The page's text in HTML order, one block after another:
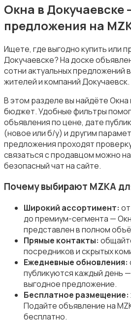
Стройматериалы
Электрика
Электроинструменты
Другое
Окна в Докучаевске
предложения на
Ищете, где выгодно купить или
Докучаевске? На доске
сотни актуальных предложений
жителей и компаний Докучаевск.
В этом разделе вы найдёте Окна
бюджет. Удобные фильтры
объявления по цене, дате
(новое или б/у) и другим
предложения проходят
связаться с продавцом можно
безопасный чат на сайте.
Почему выбирают MZKA
Широкий ассортимент:
до премиум-сегмента —
представлен в полном
Прямые контакты:
посредников и скрытых
Ежедневные обновления:
публикуются каждый день
выгодное предложение.
Бесплатное размещение:
Подайте объявление на
бесплатно.